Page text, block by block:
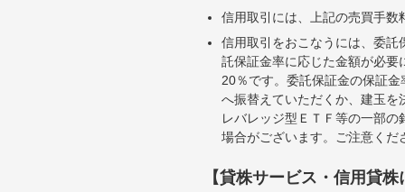
信用取引には、上記の売買手
信用取引をおこなうには、委
託保証金率に応じた金額が必
20％です。委託保証金の保証
へ振替えていただくか、建玉
レバレッジ型ＥＴＦ等の一部
場合がございます。ご注意くだ
【貸株サービス・信用貸